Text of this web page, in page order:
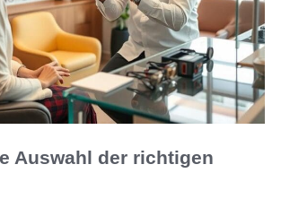
Auswahl der richtigen